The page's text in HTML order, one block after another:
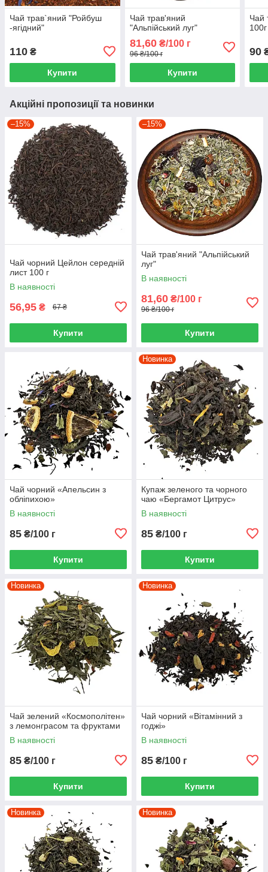
Чай трав`яний "Ройбуш
-ягідний"
110 ₴
Купити
Чай трав'яний
"Альпійський луг"
81,60₴/100 г
96 ₴/100 г
Купити
Чай
100г
90
Акційні пропозиції та новинки
–15%
Чай чорний Цейлон середній
лист 100 г
В наявності
56,95 ₴ 67 ₴
Купити
–15%
Чай трав'яний "Альпійський
луг"
В наявності
81,60 ₴/100 г
96 ₴/100 г
Купити
Чай чорний «Апельсин з
обліпихою»
В наявності
85 ₴/100 г
Купити
Новинка
Купаж зеленого та чорного
чаю «Бергамот Цитрус»
В наявності
85 ₴/100 г
Купити
Новинка
Чай зелений «Космополітен»
з лемонграсом та фруктами
В наявності
85 ₴/100 г
Купити
Новинка
Чай чорний «Вітамінний з
годжі»
В наявності
85 ₴/100 г
Купити
Новинка Новинка